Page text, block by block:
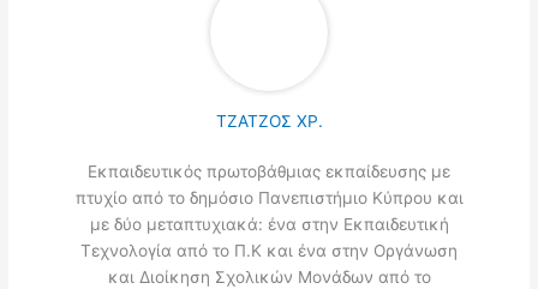
ΤΖΑΤΖΟΣ ΧΡ.
Εκπαιδευτικός πρωτοβάθμιας εκπαίδευσης με
πτυχίο από το δημόσιο Πανεπιστήμιο Κύπρου και
με δύο μεταπτυχιακά: ένα στην Εκπαιδευτική
Τεχνολογία από το Π.Κ και ένα στην Οργάνωση
και Διοίκηση Σχολικών Μονάδων από το